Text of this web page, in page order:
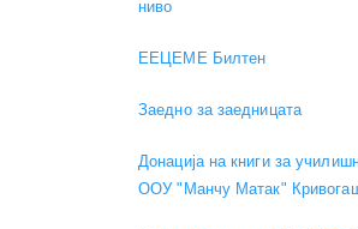
ниво
EEЦЕМЕ Билтен
Заедно за заедницата
Донација на книги за
ООУ "Манчу Матак"